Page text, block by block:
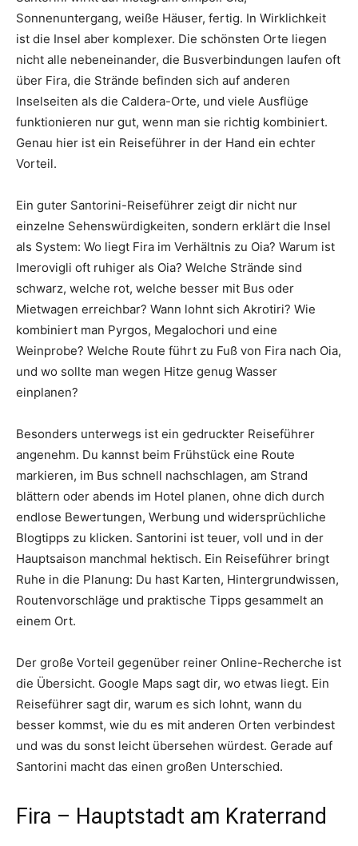
Sonnenuntergang, weiße Häuser, fertig. In Wirklichkeit
ist die Insel aber komplexer. Die schönsten Orte liegen
nicht alle nebeneinander, die Busverbindungen laufen oft
über Fira, die Strände befinden sich auf anderen
Inselseiten als die Caldera-Orte, und viele Ausflüge
funktionieren nur gut, wenn man sie richtig kombiniert.
Genau hier ist ein Reiseführer in der Hand ein echter
Vorteil.
Ein guter Santorini-Reiseführer zeigt dir nicht nur
einzelne Sehenswürdigkeiten, sondern erklärt die Insel
als System: Wo liegt Fira im Verhältnis zu Oia? Warum ist
Imerovigli oft ruhiger als Oia? Welche Strände sind
schwarz, welche rot, welche besser mit Bus oder
Mietwagen erreichbar? Wann lohnt sich Akrotiri? Wie
kombiniert man Pyrgos, Megalochori und eine
Weinprobe? Welche Route führt zu Fuß von Fira nach Oia,
und wo sollte man wegen Hitze genug Wasser
einplanen?
Besonders unterwegs ist ein gedruckter Reiseführer
angenehm. Du kannst beim Frühstück eine Route
markieren, im Bus schnell nachschlagen, am Strand
blättern oder abends im Hotel planen, ohne dich durch
endlose Bewertungen, Werbung und widersprüchliche
Blogtipps zu klicken. Santorini ist teuer, voll und in der
Hauptsaison manchmal hektisch. Ein Reiseführer bringt
Ruhe in die Planung: Du hast Karten, Hintergrundwissen,
Routenvorschläge und praktische Tipps gesammelt an
einem Ort.
Der große Vorteil gegenüber reiner Online-Recherche ist
die Übersicht. Google Maps sagt dir, wo etwas liegt. Ein
Reiseführer sagt dir, warum es sich lohnt, wann du
besser kommst, wie du es mit anderen Orten verbindest
und was du sonst leicht übersehen würdest. Gerade auf
Santorini macht das einen großen Unterschied.
Fira – Hauptstadt am Kraterrand